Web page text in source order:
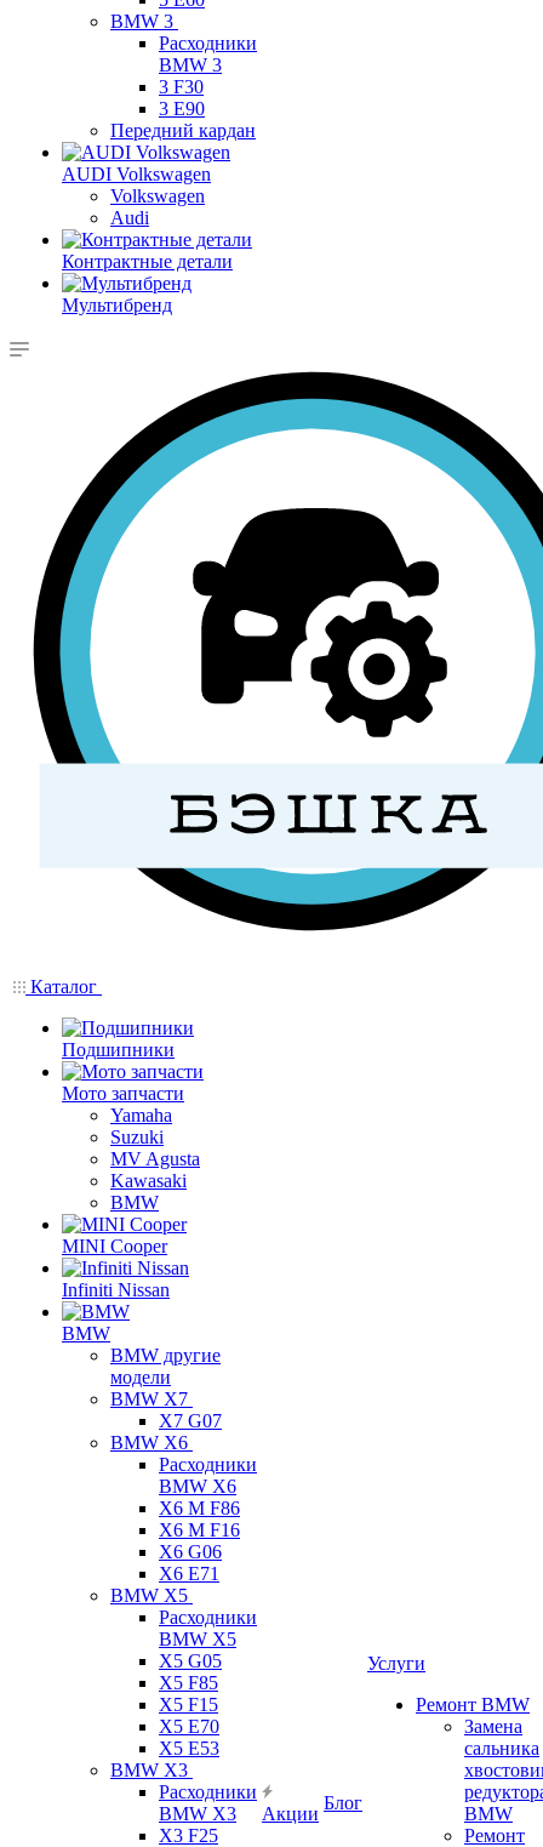
BMW 3
Расходники
BMW 3
3 F30
3 E90
Передний кардан
AUDI Volkswagen
Volkswagen
Audi
Контрактные детали
Мультибренд
Каталог
Подшипники
Мото запчасти
Yamaha
Suzuki
MV Agusta
Kawasaki
BMW
MINI Cooper
Infiniti Nissan
BMW
BMW другие
модели
BMW X7
X7 G07
BMW X6
Расходники
BMW X6
X6 M F86
X6 M F16
X6 G06
X6 E71
BMW X5
Расходники
BMW X5
X5 G05
X5 F85
X5 F15
X5 E70
X5 E53
BMW X3
Расходники
BMW X3
X3 F25
Акции
Блог
Услуги
Ремонт BMW
Замена
сальника
BMW
Ремонт